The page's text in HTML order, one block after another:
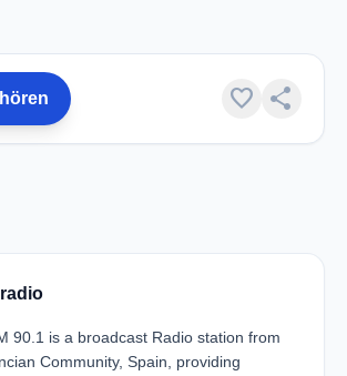
favorite share
90.1 is a broadcast Radio station from
Community, Spain, providing